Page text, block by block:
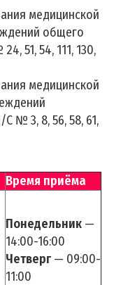
работа
медицинской
общего
51, 54, 111, 130,
медицинской
№ 3, 8, 56, 58, 61,
Время приёма
Понедельник —
14:00-16:00
Четверг — 09:00-
11:00